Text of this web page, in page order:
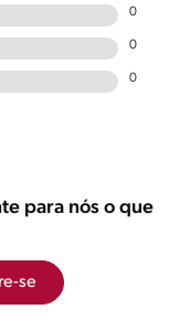
0
0
0
para nós o que
se